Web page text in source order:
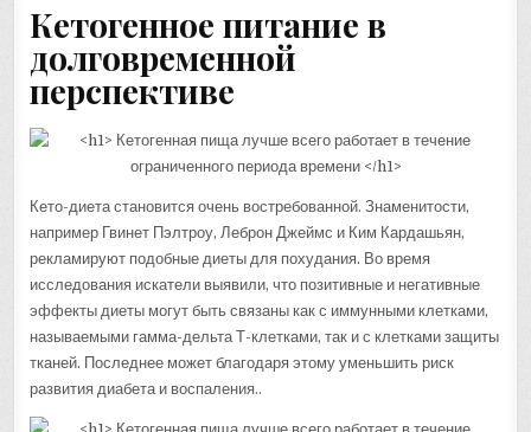
Кетогенное питание в
долговременной
перспективе
Кето-диета становится очень востребованной. Знаменитости,
например Гвинет Пэлтроу, Леброн Джеймс и Ким Кардашьян,
рекламируют подобные диеты для похудания. Во время
исследования искатели выявили, что позитивные и негативные
эффекты диеты могут быть связаны как с иммунными клетками,
называемыми гамма-дельта Т-клетками, так и с клетками защиты
тканей. Последнее может благодаря этому уменьшить риск
развития диабета и воспаления..